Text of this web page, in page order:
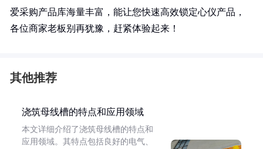
爱采购产品库海量丰富，能让您快速高效锁定心仪产品，
各位商家老板别再犹豫，赶紧体验起来！
其他推荐
浇筑母线槽的特点和应用领域
本文详细介绍了浇筑母线槽的特点和
应用领域。其特点包括良好的电气、